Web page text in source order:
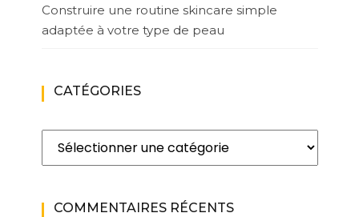
Construire une routine skincare simple
adaptée à votre type de peau
CATÉGORIES
Catégories
COMMENTAIRES RÉCENTS